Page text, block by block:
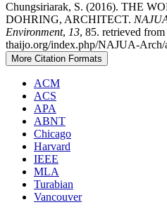
Chungsiriarak, S. (2016). THE
DOHRING, ARCHITECT.
Environment, 13, 85. retrieved
thaijo.org/index.php/NAJUA-Arch/
More Citation Formats
ACM
ACS
APA
ABNT
Chicago
Harvard
IEEE
MLA
Turabian
Vancouver